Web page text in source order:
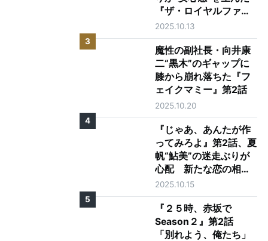
『ザ・ロイヤルファミ
リー』第1話
2025.10.13
3
魔性の副社長・向井康
二“黒木”のギャップに
膝から崩れ落ちた『フ
ェイクマミー』第2話
2025.10.20
4
『じゃあ、あんたが作
ってみろよ』第2話、夏
帆“鮎美”の迷走ぶりが
心配 新たな恋の相手
に「大丈夫そう？」の
声も
2025.10.15
5
『２５時、赤坂で
Season２』第2話
「別れよう、俺たち」